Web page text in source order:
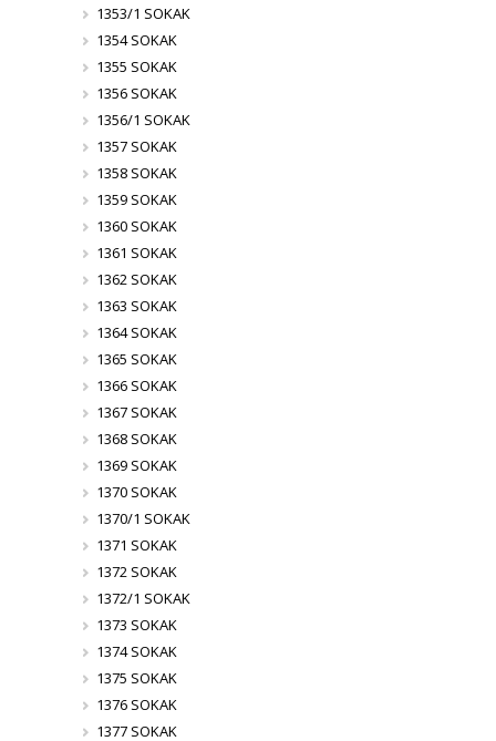
1353/1 SOKAK
1354 SOKAK
1355 SOKAK
1356 SOKAK
1356/1 SOKAK
1357 SOKAK
1358 SOKAK
1359 SOKAK
1360 SOKAK
1361 SOKAK
1362 SOKAK
1363 SOKAK
1364 SOKAK
1365 SOKAK
1366 SOKAK
1367 SOKAK
1368 SOKAK
1369 SOKAK
1370 SOKAK
1370/1 SOKAK
1371 SOKAK
1372 SOKAK
1372/1 SOKAK
1373 SOKAK
1374 SOKAK
1375 SOKAK
1376 SOKAK
1377 SOKAK